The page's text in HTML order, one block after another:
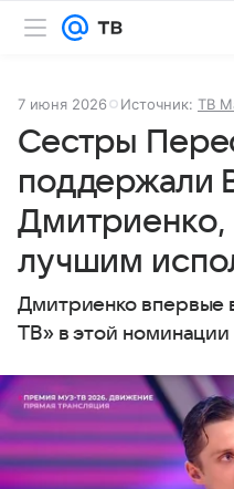
7 июня 2026 Источник: ТВ
Сестры
поддержали
Дмитриенко,
лучшим
Дмитриенко
ТВ» в этой номинации